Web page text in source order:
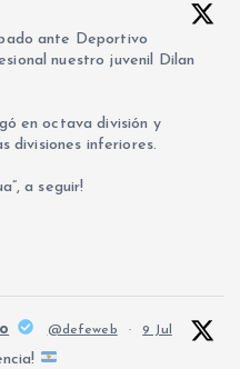
ante Deportivo
nuestro juvenil Dilan
en octava división y
divisiones inferiores.
a seguir!
@defeweb · 9 Jul